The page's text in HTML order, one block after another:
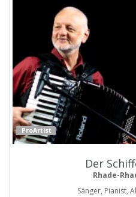
ProArtist
Der
Rhade-
Sänger, Pianist,